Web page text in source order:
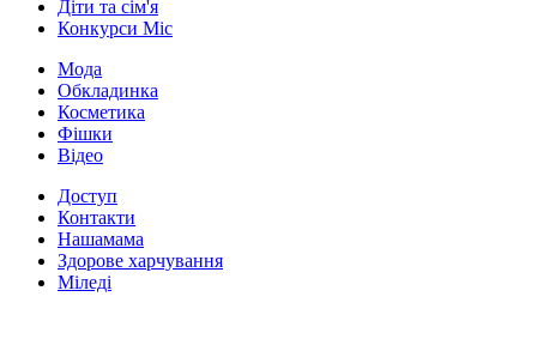
Діти та сім'я
Конкурси Міс
Мода
Обкладинка
Косметика
Фішки
Відео
Доступ
Контакти
Нашамама
Здорове харчування
Міледі